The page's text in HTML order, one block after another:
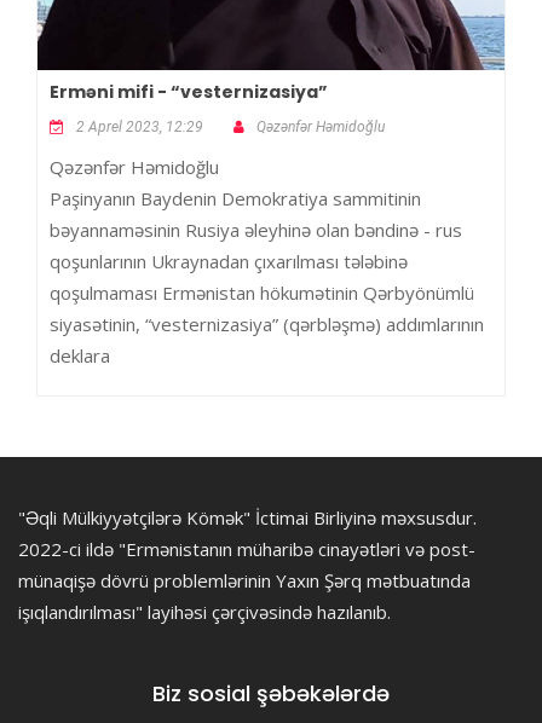
Erməni mifi - “vesternizasiya”
2 Aprel 2023, 12:29 Qəzənfər Həmidoğlu
Qəzənfər Həmidoğlu
Paşinyanın Baydenin Demokratiya sammitinin
bəyannaməsinin Rusiya əleyhinə olan bəndinə - rus
qoşunlarının Ukraynadan çıxarılması tələbinə
qoşulmaması Ermənistan hökumətinin Qərbyönümlü
siyasətinin, “vesternizasiya” (qərbləşmə) addımlarının
deklara
"Əqli Mülkiyyətçilərə Kömək" İctimai Birliyinə məxsusdur.
2022-ci ildə "Ermənistanın müharibə cinayətləri və post-
münaqişə dövrü problemlərinin Yaxın Şərq mətbuatında
işıqlandırılması" layihəsi çərçivəsində hazılanıb.
Biz sosial şəbəkələrdə